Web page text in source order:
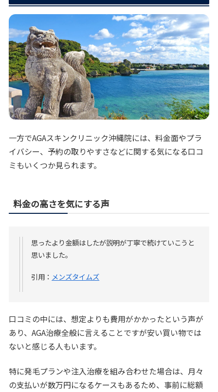
一方でAGAスキンクリニック沖縄院には、料金面やプラ
イバシー、予約の取りやすさなどに関する気になる口コ
ミもいくつか見られます。
料金の高さを気にする声
思ったより金額はしたが説明が丁寧で続けていこうと
思いました。
引用： メンズタイムズ
口コミの中には、想定よりも費用がかかったという声が
あり、AGA治療全般に言えることですが安い買い物では
ないと感じる人もいます。
特に発毛プランや注入治療を組み合わせた場合は、月々
の支払いが数万円になるケースもあるため、事前に総額